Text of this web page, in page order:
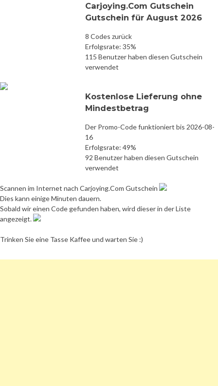
Carjoying.Com Gutschein
Gutschein für August 2026
8 Codes zurück
Erfolgsrate: 35%
115 Benutzer haben diesen Gutschein
verwendet
Kostenlose Lieferung ohne
Mindestbetrag
Der Promo-Code funktioniert bis 2026-08-
16
Erfolgsrate: 49%
92 Benutzer haben diesen Gutschein
verwendet
Scannen im Internet nach Carjoying.Com Gutschein
Dies kann einige Minuten dauern.
Sobald wir einen Code gefunden haben, wird dieser in der Liste
angezeigt.
Trinken Sie eine Tasse Kaffee und warten Sie :)